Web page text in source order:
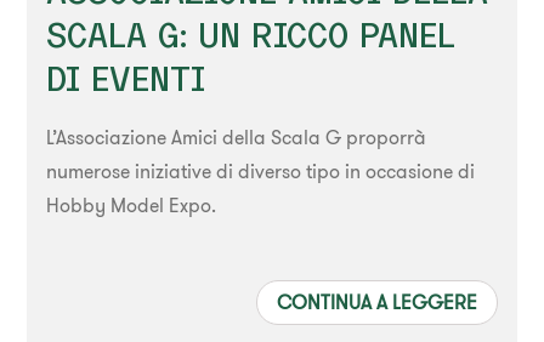
SCALA G: UN RICCO PANEL
DI EVENTI
L’Associazione Amici della Scala G proporrà
numerose iniziative di diverso tipo in occasione di
Hobby Model Expo.
CONTINUA A LEGGERE